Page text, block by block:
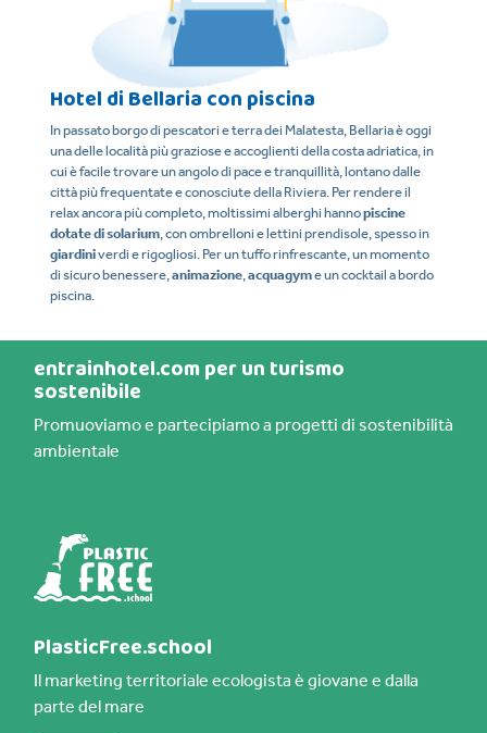
Hotel di Bellaria con piscina
In passato borgo di pescatori e terra dei Malatesta, Bellaria è oggi
una delle località più graziose e accoglienti della costa adriatica, in
cui è facile trovare un angolo di pace e tranquillità, lontano dalle
città più frequentate e conosciute della Riviera. Per rendere il
relax ancora più completo, moltissimi alberghi hannopiscine
dotate di solarium, con ombrelloni e lettini prendisole, spesso in
giardiniverdi e rigogliosi. Per un tuffo rinfrescante, un momento
di sicuro benessere,animazione,acquagyme un cocktail a bordo
piscina.
entrainhotel.com per un turismo
sostenibile
Promuoviamo e partecipiamo a progetti di sostenibilità
ambientale
PlasticFree.school
Il marketing territoriale ecologista è giovane e dalla
parte del mare